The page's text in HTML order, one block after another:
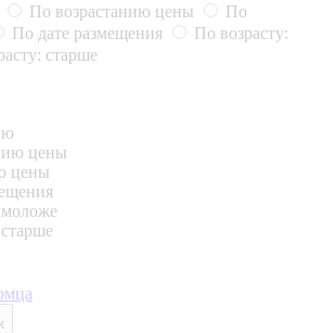
По возрастанию цены
По
По дате размещения
По возрасту:
старше
цены
цены
моложе